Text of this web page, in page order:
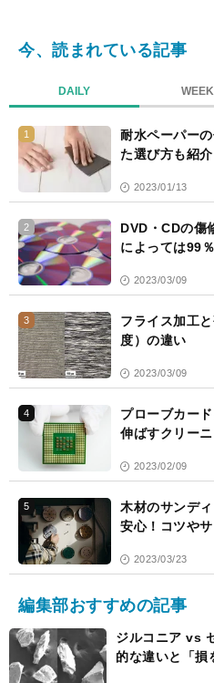
今、読まれている記事
DAILY
1
耐水ペーパー
た選び方も紹介
2023/01/13
2
DVD・CDの傷
によっては99
2023/03/09
3
フライス加工
度）の違い
2023/03/09
4
プローブカー
伸ばすクリー
2023/02/09
5
木材のサンデ
安心！コツや
2023/03/23
編集部おすすめの記事
ジルコニア vs
的な違いと「損